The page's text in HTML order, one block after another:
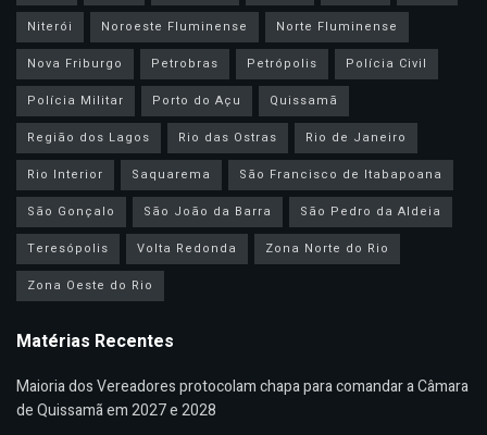
Niterói
Noroeste Fluminense
Norte Fluminense
Nova Friburgo
Petrobras Petrópolis
Polícia Civil
Polícia Militar
Porto do Açu
Quissamã
Região dos Lagos
Rio das Ostras
Rio de Janeiro
Rio Interior
Saquarema
São Francisco de Itabapoana
São Gonçalo
São João da Barra
São Pedro da Aldeia
Teresópolis
Volta Redonda
Zona Norte do Rio
Zona Oeste do Rio
Matérias Recentes
Maioria dos Vereadores protocolam chapa para comandar a Câmara
de Quissamã em 2027 e 2028